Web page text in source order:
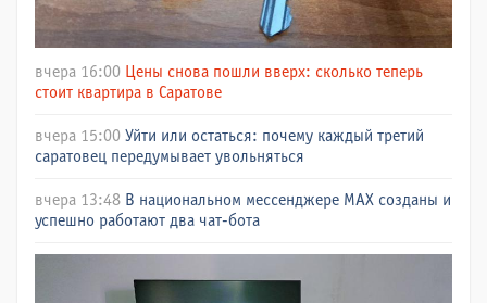
вчера 16:00 Цены снова пошли вверх: сколько теперь
стоит квартира в Саратове
вчера 15:00 Уйти или остаться: почему каждый третий
саратовец передумывает увольняться
вчера 13:48 В национальном мессенджере МАХ созданы и
успешно работают два чат-бота